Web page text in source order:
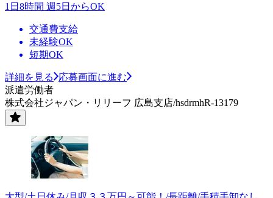
1日8時間 週5日からOK
交通費支給
未経験OK
短期OK
詳細を見る
応募画面に進む
派遣労働者
株式会社ジャパン・リリーフ 広島支店/hsdrmhR-13179